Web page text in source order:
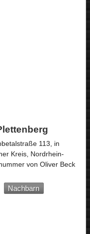
113, in
Kreis, Nordrhein-
von Oliver Beck
Nachbarn